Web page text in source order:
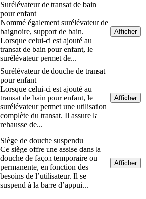
Surélévateur de transat de bain
pour enfant
Nommé également surélévateur de
baignoire, support de bain.
Lorsque celui-ci est ajouté au
transat de bain pour enfant, le
surélévateur permet de...
Afficher
Surélévateur de douche de transat
pour enfant
Lorsque celui-ci est ajouté au
transat de bain pour enfant, le
surélévateur permet une utilisation
complète du transat. Il assure la
rehausse de...
Afficher
Siège de douche suspendu
Ce siège offre une assise dans la
douche de façon temporaire ou
permanente, en fonction des
besoins de l’utilisateur. Il se
suspend à la barre d’appui...
Afficher